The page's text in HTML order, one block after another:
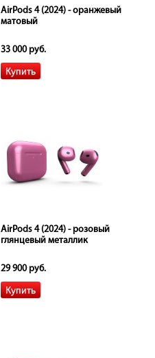
AirPods 4 (2024) - оранжевый
матовый
33 000 руб.
AirPods 4 (2024) - розовый
глянцевый металлик
29 900 руб.